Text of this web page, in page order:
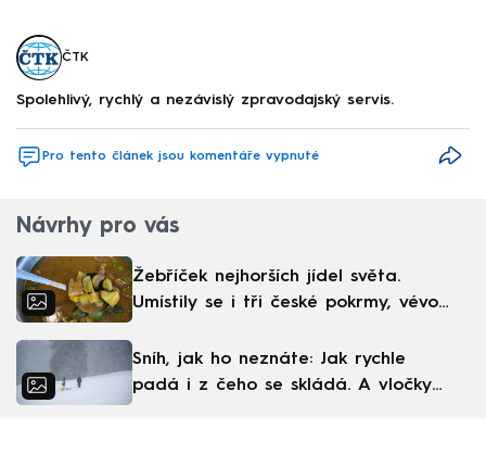
ČTK
Spolehlivý, rychlý a nezávislý zpravodajský servis.
Pro tento článek jsou komentáře vypnuté
Návrhy pro vás
Žebříček nejhorších jídel světa.
Umístily se i tři české pokrmy, vévodí
Sníh, jak ho neznáte: Jak rychle
padá i z čeho se skládá. A vločky